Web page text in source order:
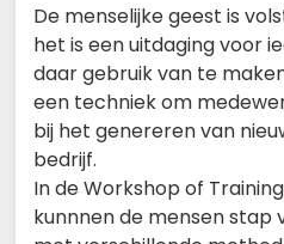
De menselijke geest is
het is een uitdaging voor
daar gebruik van te
een techniek om
bij het genereren van
bedrijf.
In de Workshop of
kunnnen de mensen stap